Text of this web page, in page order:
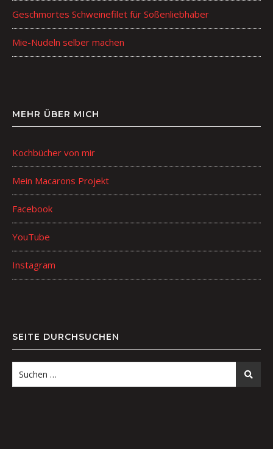
Geschmortes Schweinefilet für Soßenliebhaber
Mie-Nudeln selber machen
MEHR ÜBER MICH
Kochbücher von mir
Mein Macarons Projekt
Facebook
YouTube
Instagram
SEITE DURCHSUCHEN